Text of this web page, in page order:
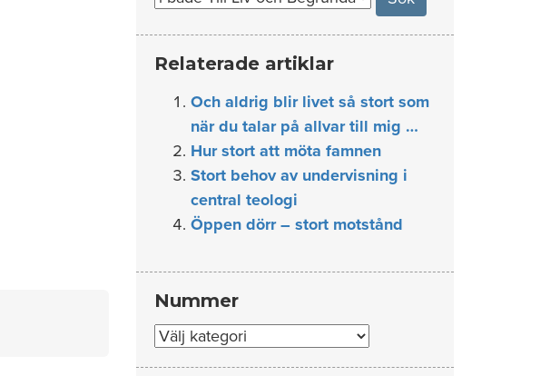
Relaterade artiklar
Och aldrig blir livet så stort som
när du talar på allvar till mig …
Hur stort att möta famnen
Stort behov av undervisning i
central teologi
Öppen dörr – stort motstånd
Nummer
Nummer